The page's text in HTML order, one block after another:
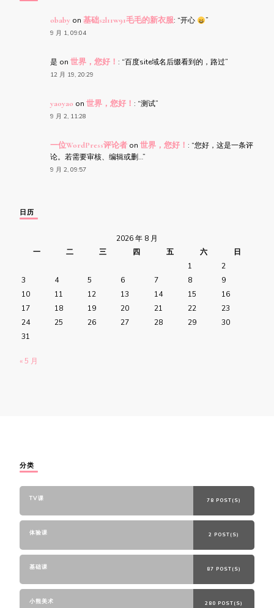
obaby on 基础s2l11w91毛毛的新衣服: “开心 ”
9 月 1, 09:04
是 on 世界，您好！ : “百度site域名后缀看到的，路过”
12 月 19, 20:29
yaoyao on 世界，您好！ : “测试”
9 月 2, 11:28
一位WordPress评论者 on 世界，您好！ : “您好，这是一条评
论。若需要审核、编辑或删…”
9 月 2, 09:57
日历
2026 年 8 月
一
二 三 四 五 六
日
1
2
3
4 5 6 7 8
9
10
11 12 13 14 15
16
17
18 19 20 21 22
23
24
25 26 27 28 29
30
31
« 5 月
分类
TV课 78 POST(S)
体验课 2 POST(S)
基础课 87 POST(S)
小熊美术 280 POST(S)